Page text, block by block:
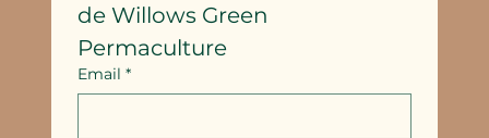
de Willows Green
Permaculture
Email *